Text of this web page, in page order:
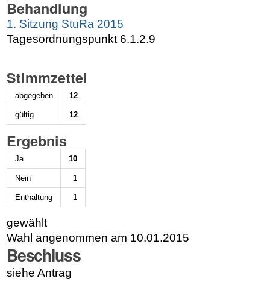
Behandlung
1. Sitzung StuRa 2015
Tagesordnungspunkt 6.1.2.9
Stimmzettel
abgegeben 12
gültig 12
Ergebnis
Ja 10
Nein 1
Enthaltung 1
gewählt
Wahl angenommen am 10.01.2015
Beschluss
siehe Antrag